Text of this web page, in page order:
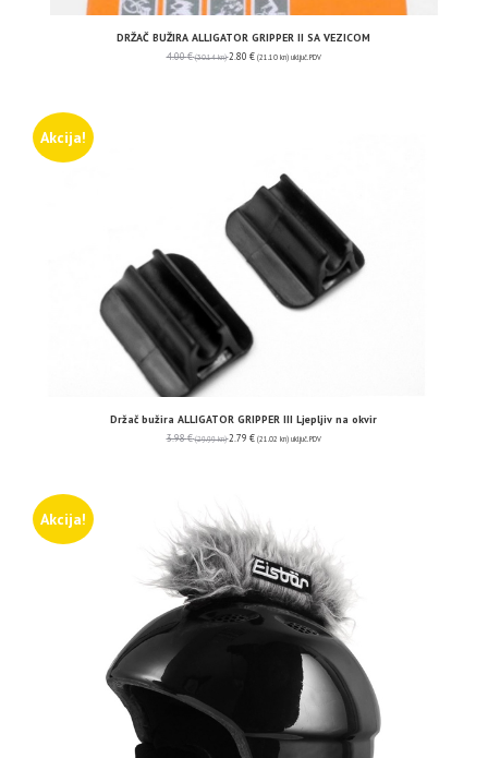
DRŽAČ BUŽIRA ALLIGATOR GRIPPER II SA VEZICOM
4.00€ (30.14 kn) 2.80 € (21.10 kn) uključ. PDV
Akcija!
Držač bužira ALLIGATOR GRIPPER III Ljepljiv na okvir
3.98€ (29.99 kn) 2.79 € (21.02 kn) uključ. PDV
Akcija!